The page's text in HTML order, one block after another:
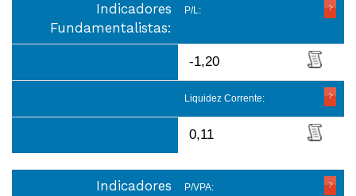
Indicadores
Fundamentalistas:
P/L:
-1,20
Liquidez Corrente:
0,11
Indicadores
P/VPA: